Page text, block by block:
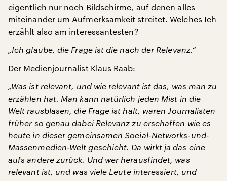
eigentlich nur noch Bildschirme, auf denen alles
miteinander um Aufmerksamkeit streitet. Welches Ich
erzählt also am interessantesten?
„Ich glaube, die Frage ist die nach der Relevanz.“
Der Medienjournalist Klaus Raab:
„Was ist relevant, und wie relevant ist das, was man zu
erzählen hat. Man kann natürlich jeden Mist in die
Welt rausblasen, die Frage ist halt, waren Journalisten
früher so genau dabei Relevanz zu erschaffen wie es
heute in dieser gemeinsamen Social-Networks-und-
Massenmedien-Welt geschieht. Da wirkt ja das eine
aufs andere zurück. Und wer herausfindet, was
relevant ist, und was viele Leute interessiert, und